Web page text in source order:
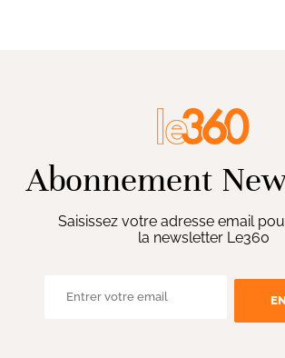
Abonnement
Saisissez votre adresse email
la newsletter Le360